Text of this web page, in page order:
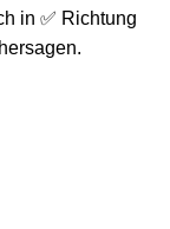
in ✅ Richtung